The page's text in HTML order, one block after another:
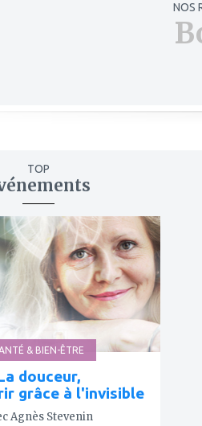
NOS
TOP
& BIEN-ÊTRE
douceur,
grâce à l'invisible
Agnès Stevenin